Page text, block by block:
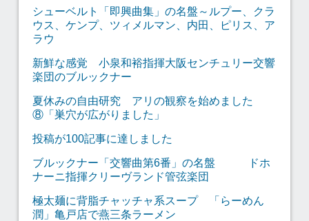
シューベルト「即興曲集」の名盤～ルプー、クラ
ウス、ケンプ、ツィメルマン、内田、ピリス、ア
ラウ
新鮮な感覚 小泉和裕指揮大阪センチュリー交響
楽団のブルックナー
夏休みの自由研究 アリの観察を始めました
⑧「巣穴が広がりました」
投稿が100記事に達しました
ブルックナー「交響曲第6番」の名盤 ドホ
ナーニ指揮クリーヴランド管弦楽団
極太麺に背脂チャッチャ系スープ 「らーめん
潤」亀戸店で燕三条ラーメン